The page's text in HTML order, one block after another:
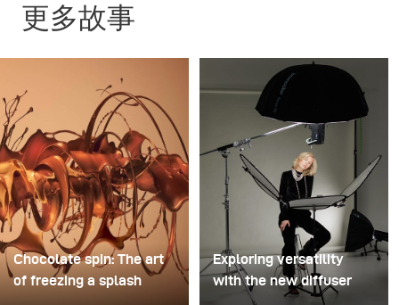
更多故事
Chocolate spin: The art
of freezing a splash
Exploring versatility
with the new diffuser